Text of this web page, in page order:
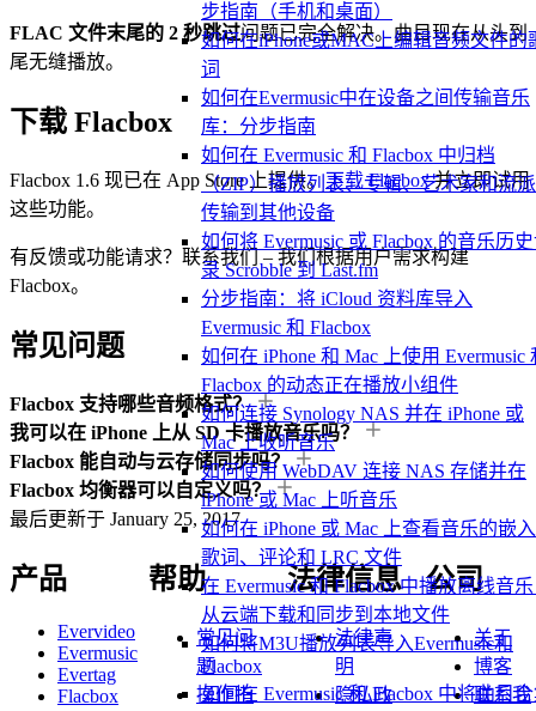
步指南（手机和桌面）
如何在iPhone或MAC上编辑音频文件的
词
如何在Evermusic中在设备之间传输音乐
库：分步指南
如何在 Evermusic 和 Flacbox 中归档
（ZIP）播放列表、专辑、艺术家和流
传输到其他设备
如何将 Evermusic 或 Flacbox 的音乐历
录 Scrobble 到 Last.fm
分步指南：将 iCloud 资料库导入
Evermusic 和 Flacbox
如何在 iPhone 和 Mac 上使用 Evermusic
Flacbox 的动态正在播放小组件
如何连接 Synology NAS 并在 iPhone 或
Mac 上收听音乐
如何使用 WebDAV 连接 NAS 存储并在
iPhone 或 Mac 上听音乐
如何在 iPhone 或 Mac 上查看音乐的嵌
歌词、评论和 LRC 文件
在 Evermusic 和 Flacbox 中播放离线音
从云端下载和同步到本地文件
如何将M3U播放列表导入Evermusic和
Flacbox
如何在 Evermusic 和 Flacbox 中将曲目
FLAC 文件末尾的 2 秒跳过问题已完全解决。曲目现在从头到
尾无缝播放。
下载 Flacbox
Flacbox 1.6 现已在 App Store 上提供。下载 Flacbox并立即试用
这些功能。
有反馈或功能请求？联系我们 – 我们根据用户需求构建
Flacbox。
常见问题
Flacbox 支持哪些音频格式？
我可以在 iPhone 上从 SD 卡播放音乐吗？
Flacbox 能自动与云存储同步吗？
Flacbox 均衡器可以自定义吗？
最后更新于 January 25, 2017
产品
Evervideo
Evermusic
Evertag
Flacbox
帮助
常见问
题
操作指
法律信息
法律声
明
隐私政
公司
关于
博客
联系我